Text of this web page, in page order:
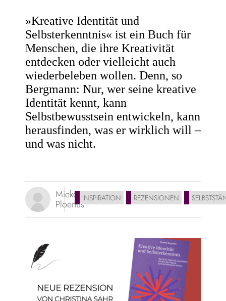
»Kreative Identität und
Selbsterkenntnis« ist ein Buch für
Menschen, die ihre Kreativität
entdecken oder vielleicht auch
wiederbeleben wollen. Denn, so
Bergmann: Nur, wer seine kreative
Identität kennt, kann
Selbstbewusstsein entwickeln, kann
herausfinden, was er wirklich will –
und was nicht.
Mieke
PloenusINSPIRATION REZENSIONEN